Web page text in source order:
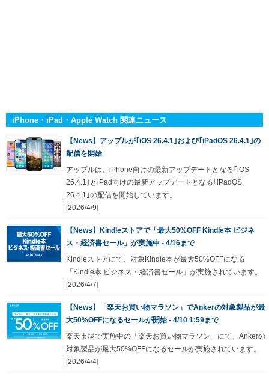
iPhone・iPad・Apple Watch 関連ニュース
【News】アップルが｢iOS 26.4.1｣および｢iPadOS 26.4.1｣の
配信を開始
アップルは、iPhone向けの最新アップデートとなる｢iOS
26.4.1｣とiPad向けの最新アップデートとなる｢iPadOS
26.4.1｣の配信を開始しています。
[2026/4/9]
【News】Kindleストアで「最大50%OFF Kindle本 ビジネ
ス・経済書セール」が実施中 - 4/16まで
Kindleストアにて、対象Kindle本が最大50%OFFになる
「Kindle本 ビジネス・経済書セール」が実施されています。
[2026/4/7]
【News】「楽天お買い物マラソン」でAnkerの対象製品が最
大50%OFFになるセールが開始 - 4/10 1:59まで
楽天市場で実施中の「楽天お買い物マラソン」にて、Ankerの
対象製品が最大50%OFFになるセールが実施されています。
[2026/4/4]